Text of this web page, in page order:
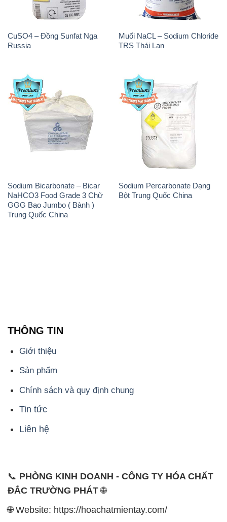
CuSO4 – Đồng Sunfat Nga
Russia
Muối NaCL – Sodium Chloride
TRS Thái Lan
Sodium Bicarbonate – Bicar
NaHCO3 Food Grade 3 Chữ
GGG Bao Jumbo ( Bành )
Trung Quốc China
Sodium Percarbonate Dạng
Bột Trung Quốc China
THÔNG TIN
Giới thiệu
Sản phẩm
Chính sách và quy định chung
Tin tức
Liên hệ
📞 PHÒNG KINH DOANH - CÔNG TY HÓA CHẤT
ĐẮC TRƯỜNG PHÁT🌐
🌐 Website: https://hoachatmientay.com/